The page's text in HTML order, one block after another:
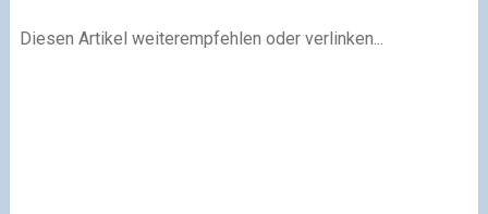
Diesen Artikel weiterempfehlen oder verlinken...